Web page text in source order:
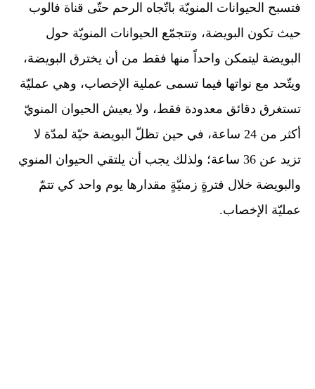
فتسبح الحيوانات المنويّة باتّجاه الرحم حتّى قناة فالوب
حيث تكون البويضة، وتتجمّع الحيوانات المنويّة حول
البويضة ليتمكن واحداً منها فقط من أن يخترق البويضة،
ويتّحد مع نواتها فيما تسمى عملية الإخصاب، وهي عمليّة
تستغرق دقائق معدودة فقط، ولا يعيش الحيوان المنويّ
أكثر من 24 ساعة، في حين تظلّ البويضة حيّة لمدّة لا
تزيد عن 36 ساعة؛ ولذلك يجب أن يلتقي الحيوان المنوي
والبويضة خلال فترةٍ زمنيّةٍ مقدارها يوم واحد كي تتمّ
عمليّة الإخصاب.